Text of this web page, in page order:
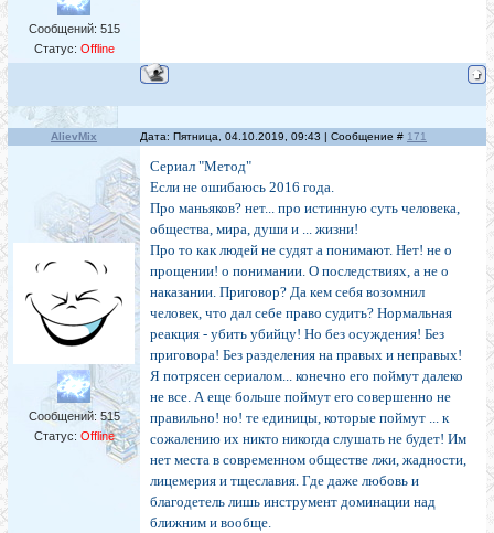
Сообщений: 515
Статус: Offline
AlievMix Дата: Пятница, 04.10.2019, 09:43 | Сообщение # 171
Сообщений: 515
Статус: Offline
Сериал "Метод"
Если не ошибаюсь 2016 года.
Про маньяков? нет... про истинную суть человека,
общества, мира, души и ... жизни!
Про то как людей не судят а понимают. Нет! не о
прощении! о понимании. О последствиях, а не о
наказании. Приговор? Да кем себя возомнил
человек, что дал себе право судить? Нормальная
реакция - убить убийцу! Но без осуждения! Без
приговора! Без разделения на правых и неправых!
Я потрясен сериалом... конечно его поймут далеко
не все. А еще больше поймут его совершенно не
правильно! но! те единицы, которые поймут ... к
сожалению их никто никогда слушать не будет! Им
нет места в современном обществе лжи, жадности,
лицемерия и тщеславия. Где даже любовь и
благодетель лишь инструмент доминации над
ближним и вообще.